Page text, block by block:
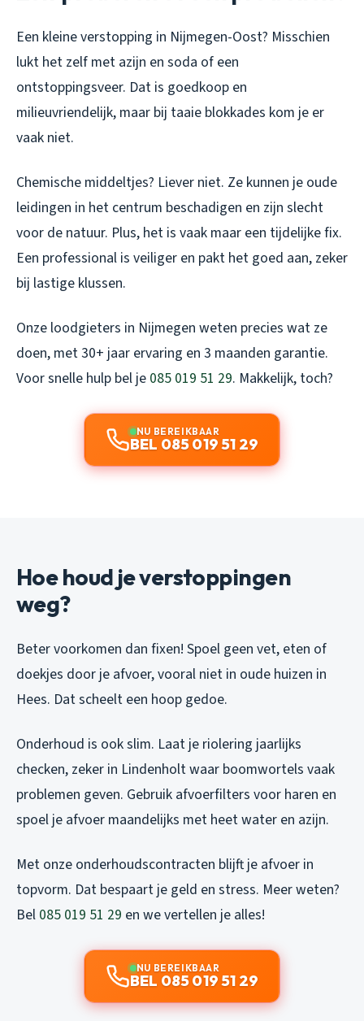
Een kleine verstopping in Nijmegen-Oost? Misschien
lukt het zelf met azijn en soda of een
ontstoppingsveer. Dat is goedkoop en
milieuvriendelijk, maar bij taaie blokkades kom je er
vaak niet.
Chemische middeltjes? Liever niet. Ze kunnen je oude
leidingen in het centrum beschadigen en zijn slecht
voor de natuur. Plus, het is vaak maar een tijdelijke fix.
Een professional is veiliger en pakt het goed aan, zeker
bij lastige klussen.
Onze loodgieters in Nijmegen weten precies wat ze
doen, met 30+ jaar ervaring en 3 maanden garantie.
Voor snelle hulp bel je 085 019 51 29. Makkelijk, toch?
NU BEREIKBAAR
BEL 085 019 51 29
Hoe houd je verstoppingen
weg?
Beter voorkomen dan fixen! Spoel geen vet, eten of
doekjes door je afvoer, vooral niet in oude huizen in
Hees. Dat scheelt een hoop gedoe.
Onderhoud is ook slim. Laat je riolering jaarlijks
checken, zeker in Lindenholt waar boomwortels vaak
problemen geven. Gebruik afvoerfilters voor haren en
spoel je afvoer maandelijks met heet water en azijn.
Met onze onderhoudscontracten blijft je afvoer in
topvorm. Dat bespaart je geld en stress. Meer weten?
Bel 085 019 51 29 en we vertellen je alles!
NU BEREIKBAAR
BEL 085 019 51 29